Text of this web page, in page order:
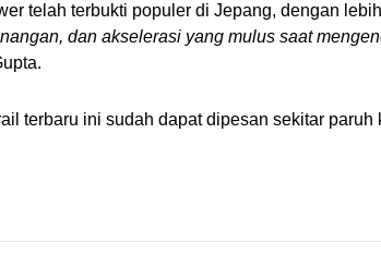
telah terbukti populer di Jepang, dengan
dan akselerasi yang mulus saat
terbaru ini sudah dapat dipesan sekitar